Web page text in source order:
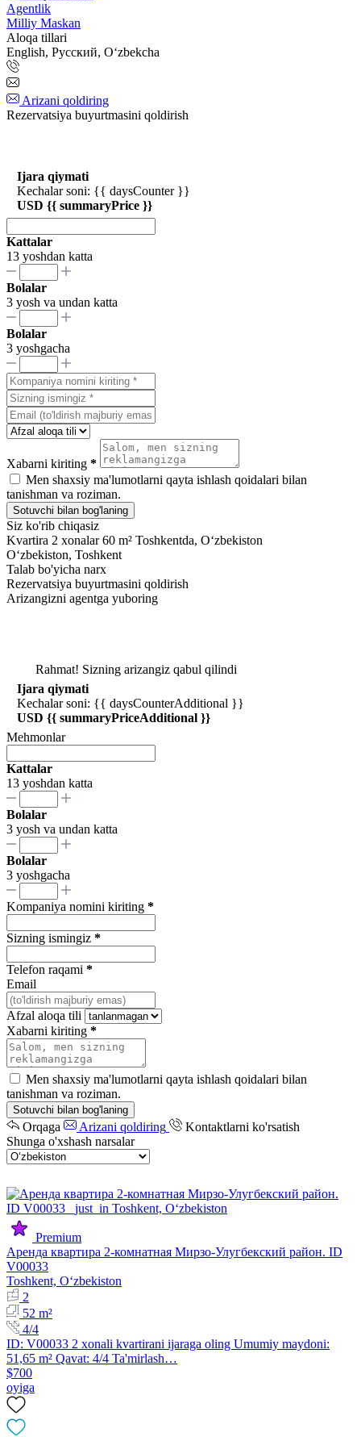
Agentlik
Milliy Maskan
Aloqa tillari
English, Русский, Oʻzbekcha
Arizani qoldiring
Rezervatsiya buyurtmasini qoldirish
Ijara qiymati
Kechalar soni: {{ daysCounter }}
USD {{ summaryPrice }}
Kattalar
13 yoshdan katta
Bolalar
3 yosh va undan katta
Bolalar
3 yoshgacha
Xabarni kiriting *
Men shaxsiy ma'lumotlarni qayta ishlash qoidalari bilan
tanishman va roziman.
Sotuvchi bilan bog'laning
Siz ko'rib chiqasiz
Kvartira 2 xonalar 60 m² Toshkentda, Oʻzbekiston
Oʻzbekiston, Toshkent
Talab bo'yicha narx
Rezervatsiya buyurtmasini qoldirish
Arizangizni agentga yuboring
Rahmat! Sizning arizangiz qabul qilindi
Ijara qiymati
Kechalar soni: {{ daysCounterAdditional }}
USD {{ summaryPriceAdditional }}
Mehmonlar
Kattalar
13 yoshdan katta
Bolalar
3 yosh va undan katta
Bolalar
3 yoshgacha
Kompaniya nomini kiriting *
Sizning ismingiz *
Telefon raqami *
Email
Afzal aloqa tili
Xabarni kiriting *
Men shaxsiy ma'lumotlarni qayta ishlash qoidalari bilan
tanishman va roziman.
Sotuvchi bilan bog'laning
Orqaga Arizani qoldiring
Kontaktlarni ko'rsatish
Shunga o'xshash narsalar
Premium
Аренда квартира 2-комнатная Мирзо-Улугбекский район. ID
V00033
Toshkent, Oʻzbekiston
2
52 m²
4/4
ID: V00033 2 xonali kvartirani ijaraga oling Umumiy maydoni:
51,65 m² Qavat: 4/4 Ta'mirlash…
$700
oyiga